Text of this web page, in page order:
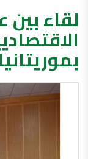
لقاء بين